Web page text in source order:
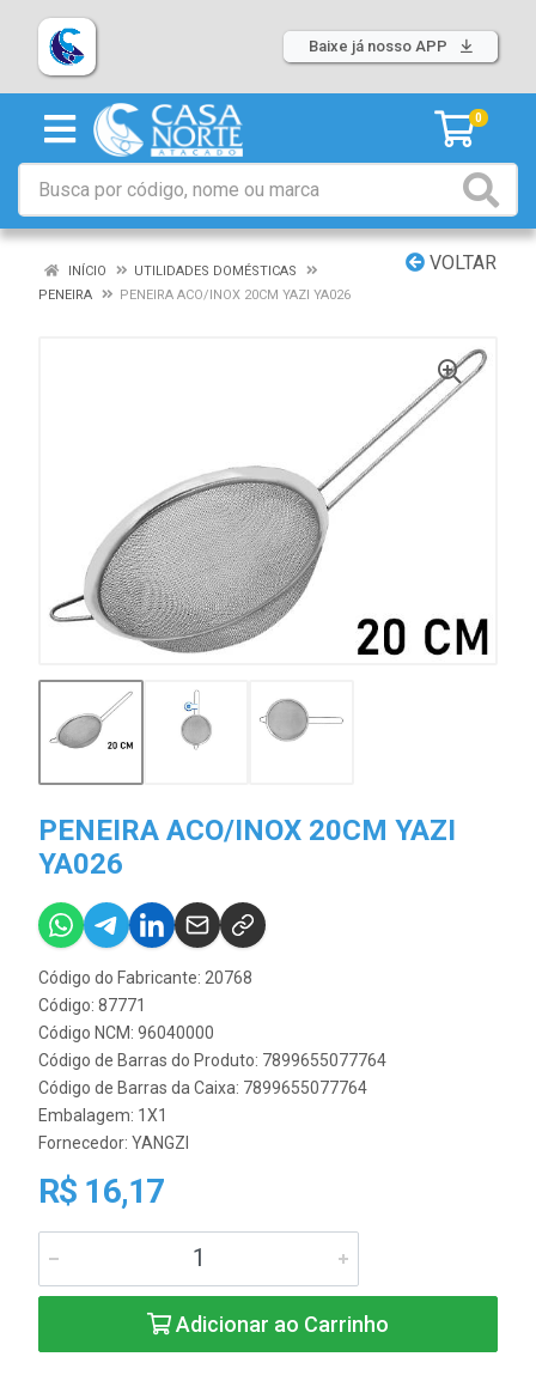
Baixe já nosso APP
0
VOLTAR
INÍCIO
UTILIDADES DOMÉSTICAS
PENEIRA
PENEIRA ACO/INOX 20CM YAZI YA026
PENEIRA ACO/INOX 20CM YAZI
YA026
Código do Fabricante: 20768
Código: 87771
Código NCM: 96040000
Código de Barras do Produto: 7899655077764
Código de Barras da Caixa: 7899655077764
Embalagem: 1X1
Fornecedor: YANGZI
R$ 16,17
Adicionar ao Carrinho